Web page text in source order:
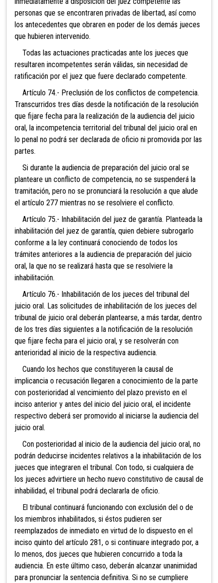
personas que se encontraren privadas de libertad, así como
los antecedentes que obraren en poder de los demás jueces
que hubieren intervenido.
Todas las actuaciones practicadas ante los jueces que
resultaren incompetentes serán válidas, sin necesidad de
ratificación por el juez que fuere declarado competente.
Artículo 74.- Preclusión de los conflictos de competencia.
Transcurridos tres días desde la notificación de la resolución
que fijare fecha para la realización de la audiencia del juicio
oral, la incompetencia territorial del tribunal del juicio oral en
lo penal no podrá ser declarada de oficio ni promovida por las
partes.
Si durante la audiencia de preparación del juicio oral se
planteare un conflicto de competencia, no se suspenderá la
tramitación, pero no se pronunciará la resolución a que alude
el artículo 277 mientras no se resolviere el conflicto.
Artículo 75.- Inhabilitación del juez de garantía. Planteada la
inhabilitación del juez de garantía, quien debiere subrogarlo
conforme a la ley continuará conociendo de todos los
trámites anteriores a la audiencia de preparación del juicio
oral, la que no se realizará hasta que se resolviere la
inhabilitación.
Artículo 76.- Inhabilitación de los jueces del tribunal del
juicio oral. Las solicitudes de inhabilitación de los jueces del
tribunal de juicio oral deberán plantearse, a más tardar, dentro
de los tres días siguientes a la notificación de la resolución
que fijare fecha para el juicio oral, y se resolverán con
anterioridad al inicio de la respectiva audiencia.
Cuando los hechos que constituyeren la causal de
implicancia o recusación llegaren a conocimiento de la parte
con posterioridad al vencimiento del plazo previsto en el
inciso anterior y antes del inicio del juicio oral, el incidente
respectivo deberá ser promovido al iniciarse la audiencia del
juicio oral.
Con posterioridad al inicio de la audiencia del juicio oral, no
podrán deducirse incidentes relativos a la inhabilitación de los
jueces que integraren el tribunal. Con todo, si cualquiera de
los jueces advirtiere un hecho nuevo constitutivo de causal de
inhabilidad, el tribunal podrá declararla de oficio.
El tribunal continuará funcionando con exclusión del o de
los miembros inhabilitados, si éstos pudieren ser
reemplazados de inmediato en virtud de lo dispuesto en el
inciso quinto del artículo 281, o si continuare integrado por, a
lo menos, dos jueces que hubieren concurrido a toda la
audiencia. En este último caso, deberán alcanzar unanimidad
para pronunciar la sentencia definitiva. Si no se cumpliere